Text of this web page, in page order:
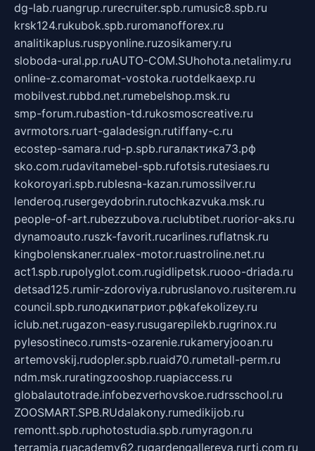
dg-lab.ruangrup.rurecruiter.spb.rumusic8.spb.ru
krsk124.rukubok.spb.ruromanofforex.ru
analitikaplus.ruspyonline.ruzosikamery.ru
sloboda-ural.pp.ruAUTO-COM.SUhohota.netalimy.ru
online-z.comaromat-vostoka.ruotdelkaexp.ru
mobilvest.rubbd.net.rumebelshop.msk.ru
smp-forum.rubastion-td.rukosmoscreative.ru
avrmotors.ruart-galadesign.rutiffany-c.ru
ecostep-samara.rud-p.spb.ruгалактика73.рф
sko.com.rudavitamebel-spb.rufotsis.rutesiaes.ru
kokoroyari.spb.rublesna-kazan.rumossilver.ru
lenderoq.rusergeydobrin.rutochkazvuka.msk.ru
people-of-art.rubezzubova.ruclubtibet.ruorior-aks.ru
dynamoauto.ruszk-favorit.rucarlines.ruflatnsk.ru
kingbolenskaner.rualex-motor.ruastroline.net.ru
act1.spb.rupolyglot.com.rugidlipetsk.ruooo-driada.ru
detsad125.rumir-zdoroviya.rubruslanovo.rusiterem.ru
council.spb.ruлодкипатриот.рфkafekolizey.ru
iclub.net.rugazon-easy.rusugarepilekb.rugrinox.ru
pylesostineco.rumsts-ozarenie.rukameryjooan.ru
artemovskij.rudopler.spb.ruaid70.rumetall-perm.ru
ndm.msk.ruratingzooshop.ruapiaccess.ru
globalautotrade.infobezverhovskoe.rudrsschool.ru
ZOOSMART.SPB.RUdalakony.rumedikijob.ru
remontt.spb.ruphotostudia.spb.rumyragon.ru
terramia.ruacademy62.rugardengallereya.rurti.com.ru